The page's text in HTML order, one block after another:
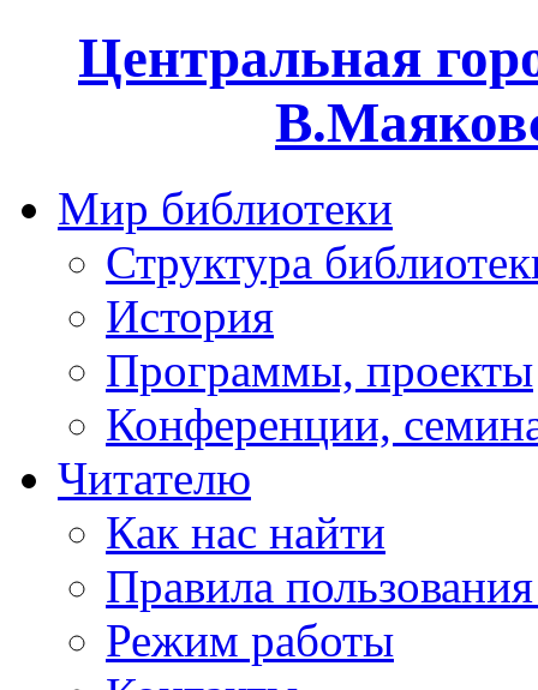
Центральная
Мир библиотеки
Структура
История
Программы, проекты
Конференции,
Читателю
Как нас найти
Правила
Режим работы